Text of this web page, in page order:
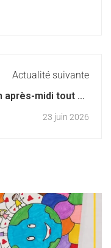
Actualité suivante
après-midi tout en
les mamans
23 juin 2026